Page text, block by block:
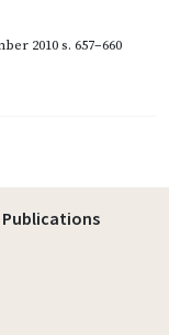
2010s. 657–660